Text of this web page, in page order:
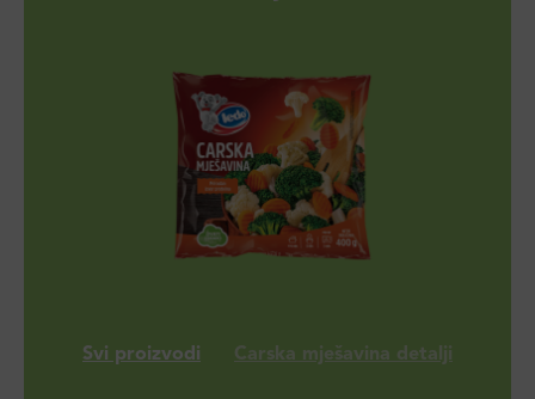
Svi proizvodi Carska mješavina detalji